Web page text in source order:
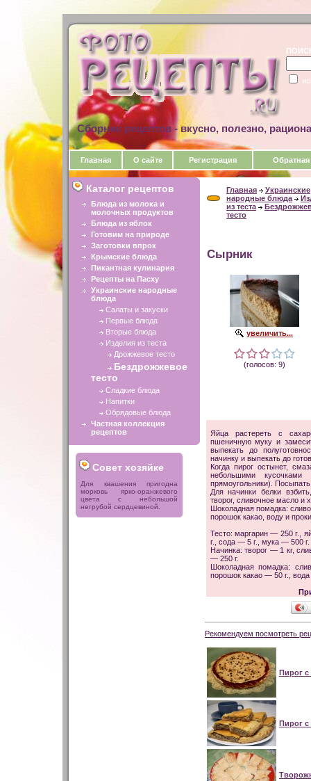
Сборник рецептов - вкусно, полезно,
Главная О сайте Регистрация Обратная
Каталог рецептов
Блюда из молока и
молочных продуктов
Блюда из яблок
Готовим на природе
Заготовки впрок
Крымские блюда
Пикантная кулинария
Рецепты на Пасху
Украинские народные
блюда
Салаты и закуски
Первые блюда
Вторые блюда
Изделия из теста
Дрожжевое тесто
Бездрожжевое
тесто
Сладкие блюда
Напитки
Обрядовые блюда
Частная коллекция
рецептов
Совет хозяйке
Для квашения пригодна
морковь ярко-оранжевого
цвета с небольшой
негрубой сердцевиной.
Главная
Украинские
народные блюда
из теста
тесто
Сырник
увеличить...
(голосов: 9)
Яйца растереть с
пшеничную муку и
выпекать до
начинку и выпекать до
Когда пирог остынет,
небольшими
прямоугольники).
Для начинки белки
творог, сливочное масло и
Шоколадная помадка:
порошок какао, воду и
Тесто: маргарин — 250 г.,
г., сода — 5 г., мука — 500 г.
Начинка: творог — 1 кг,
— 250 г.
Шоколадная помадка:
порошок какао — 50 г.,
Рекомендуем посмотреть
Пирог с
Пирог